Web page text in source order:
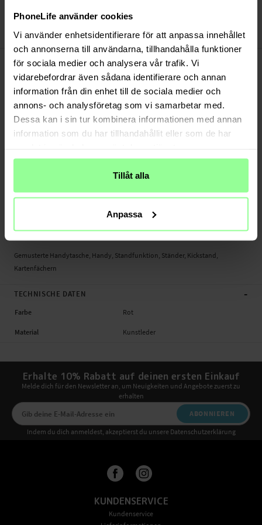
PhoneLife använder cookies
Vi använder enhetsidentifierare för att anpassa innehållet
och annonserna till användarna, tillhandahålla funktioner
för sociala medier och analysera vår trafik. Vi
vidarebefordrar även sådana identifierare och annan
information från din enhet till de sociala medier och
annons- och analysföretag som vi samarbetar med.
Dessa kan i sin tur kombinera informationen med annan
information som du har tillhandahållit eller som de har
Tillåt alla
Anpassa
30 Tage Rückgaberecht
Art number:51075
PRODUKTBESCHREIBUNG
Gemusterte Handytasche für iPhone 7.
Sehen Sie sich Filme, Serien und Sport mit Hilfe der integrierten Standfunktion
bequem und einfach an.
Geeignet für:
Anzahl der Kartenfächer: 8
Farbe: Rot
Gemusterte Handytasche, Handy, Standfunktion, Ständer, Kickstand,
Kartenfächern
TECHNISCHE DATEN -
Farbe Rot
Material Kunstleder
Erhalte 10% Rabatt auf deinen ersten Einkauf
Melde dich für den Newsletter an, um Neuigkeiten und Angebote zuerst zu
erhalten
ABONNIEREN
Indem du dich anmeldest, akzeptierst du unsere Datenschutzerklärung
KUNDENSERVICE
Kundenservice